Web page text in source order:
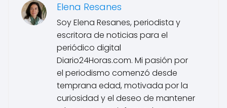
Elena Resanes
Soy Elena Resanes, periodista y
escritora de noticias para el
periódico digital
Diario24Horas.com. Mi pasión por
el periodismo comenzó desde
temprana edad, motivada por la
curiosidad y el deseo de mantener